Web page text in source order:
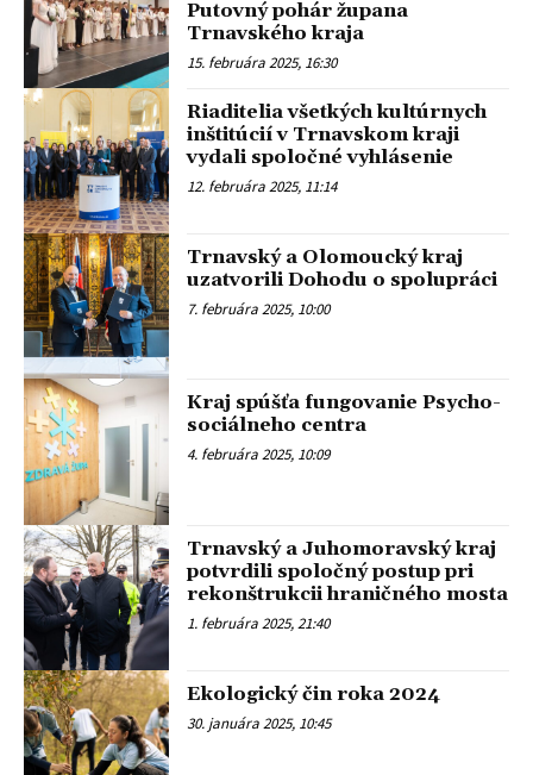
Putovný pohár župana
Trnavského kraja
15. februára 2025, 16:30
Riaditelia všetkých kultúrnych
inštitúcií v Trnavskom kraji
vydali spoločné vyhlásenie
12. februára 2025, 11:14
Trnavský a Olomoucký kraj
uzatvorili Dohodu o spolupráci
7. februára 2025, 10:00
Kraj spúšťa fungovanie Psycho-
sociálneho centra
4. februára 2025, 10:09
Trnavský a Juhomoravský kraj
potvrdili spoločný postup pri
rekonštrukcii hraničného mosta
1. februára 2025, 21:40
Ekologický čin roka 2024
30. januára 2025, 10:45